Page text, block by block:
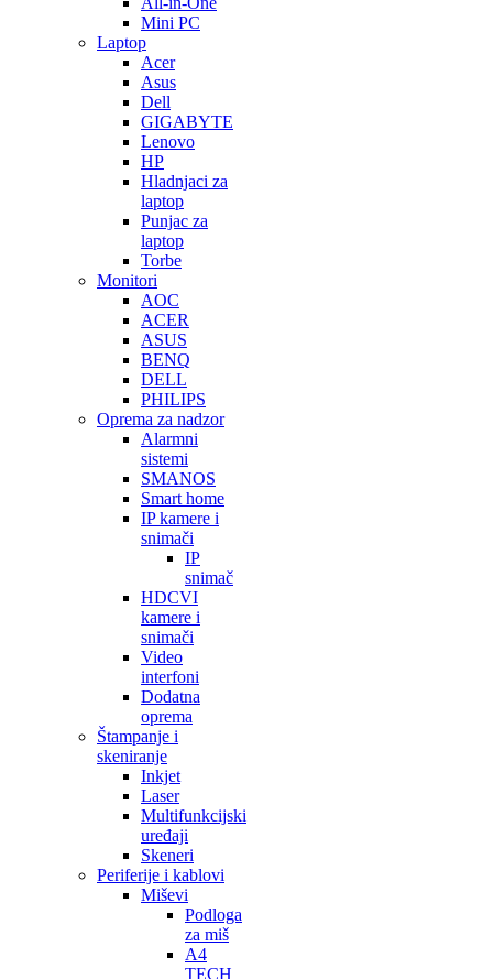
Mini PC
Laptop
Acer
Asus
Dell
GIGABYTE
Lenovo
HP
Hladnjaci za
laptop
Punjac za
laptop
Torbe
Monitori
AOC
ACER
ASUS
BENQ
DELL
PHILIPS
Oprema za nadzor
Alarmni
sistemi
SMANOS
Smart home
IP kamere i
snimači
IP
snimač
HDCVI
kamere i
snimači
Video
interfoni
Dodatna
oprema
Štampanje i
skeniranje
Inkjet
Laser
Multifunkcijski
uređaji
Skeneri
Periferije i kablovi
Miševi
Podloga
za miš
A4
TECH